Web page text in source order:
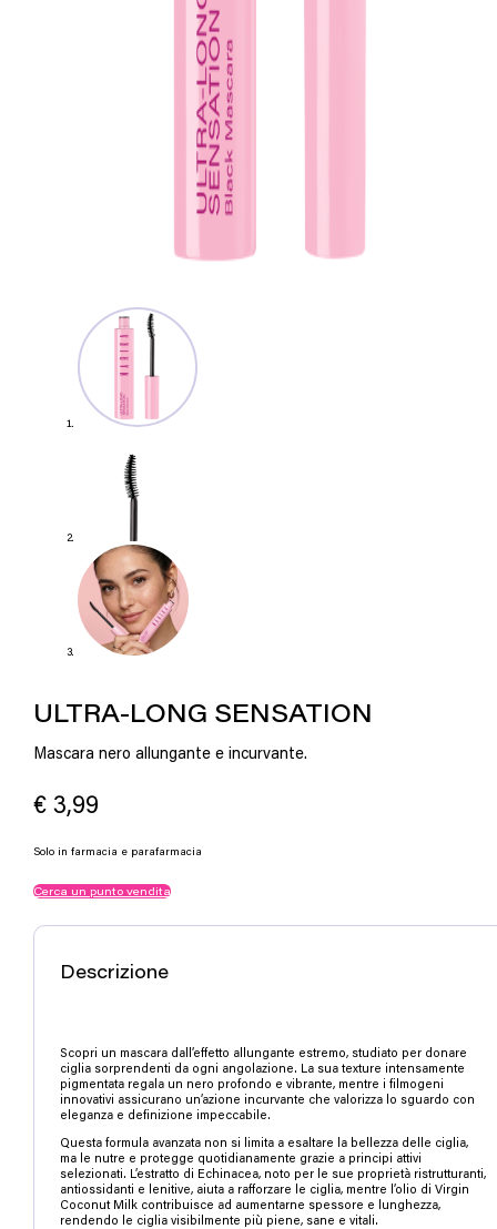
ULTRA-LONG SENSATION
Mascara nero allungante e incurvante.
€ 3,99
Solo in farmacia e parafarmacia
Cerca un punto vendita
Descrizione
Scopri un mascara dall’effetto allungante estremo, studiato per donare
ciglia sorprendenti da ogni angolazione. La sua texture intensamente
pigmentata regala un nero profondo e vibrante, mentre i filmogeni
innovativi assicurano un’azione incurvante che valorizza lo sguardo con
eleganza e definizione impeccabile.
Questa formula avanzata non si limita a esaltare la bellezza delle ciglia,
ma le nutre e protegge quotidianamente grazie a principi attivi
selezionati. L’estratto di Echinacea, noto per le sue proprietà ristrutturanti,
antiossidanti e lenitive, aiuta a rafforzare le ciglia, mentre l’olio di Virgin
Coconut Milk contribuisce ad aumentarne spessore e lunghezza,
rendendo le ciglia visibilmente più piene, sane e vitali.